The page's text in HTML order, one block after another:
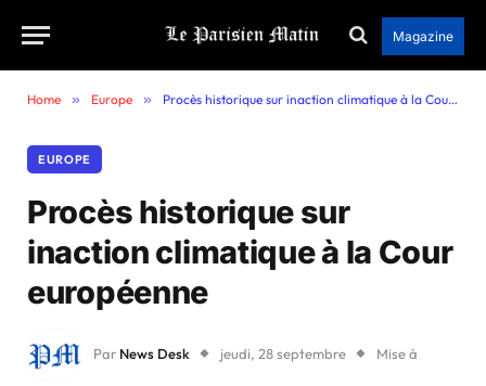
Magazine
Home » Europe » Procès historique sur inaction climatique à la Cour européenne
EUROPE
Procès historique sur
inaction climatique à la Cour
européenne
Par News Desk jeudi, 28 septembre Mise à